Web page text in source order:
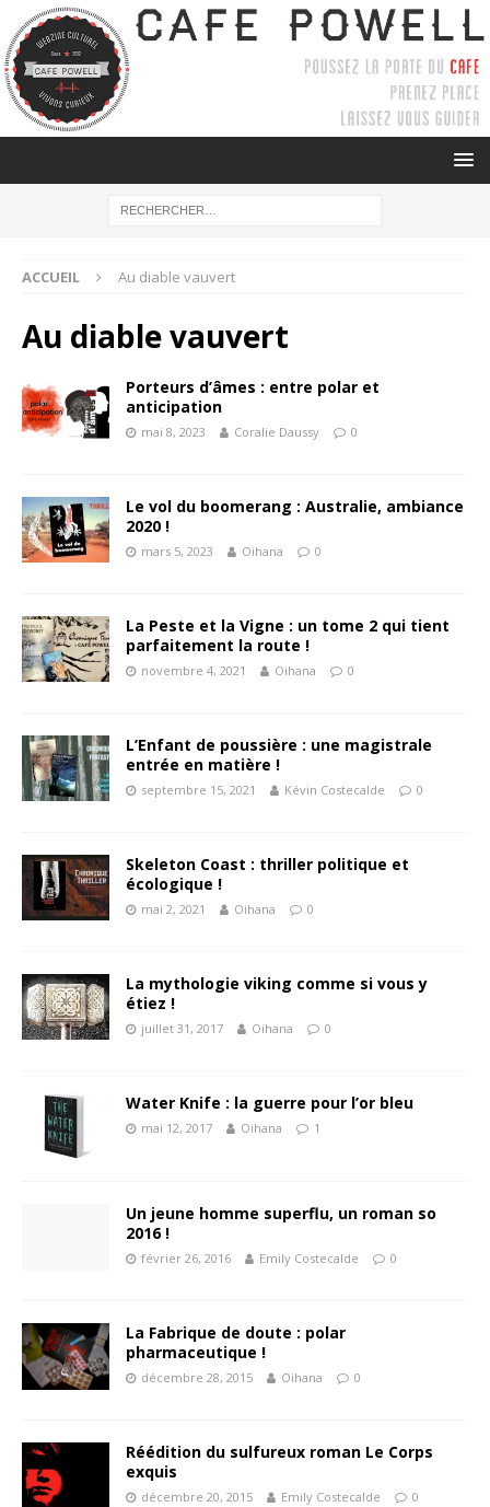
ACCUEIL Au diable vauvert
Au diable vauvert
Porteurs d’âmes : entre polar et
anticipation
mai 8, 2023 Coralie Daussy 0
Le vol du boomerang : Australie, ambiance
2020 !
mars 5, 2023 Oihana 0
La Peste et la Vigne : un tome 2 qui tient
parfaitement la route !
novembre 4, 2021 Oihana 0
L’Enfant de poussière : une magistrale
entrée en matière !
septembre 15, 2021 Kévin Costecalde 0
Skeleton Coast : thriller politique et
écologique !
mai 2, 2021 Oihana 0
La mythologie viking comme si vous y
étiez !
juillet 31, 2017 Oihana 0
Water Knife : la guerre pour l’or bleu
mai 12, 2017 Oihana 1
Un jeune homme superflu, un roman so
2016 !
février 26, 2016 Emily Costecalde 0
La Fabrique de doute : polar
pharmaceutique !
décembre 28, 2015 Oihana 0
Réédition du sulfureux roman Le Corps
exquis
décembre 20, 2015 Emily Costecalde 0